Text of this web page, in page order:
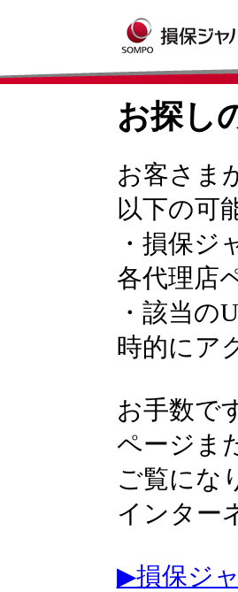
お探し
お客さま
以下の可
・損保ジ
各代理店
・該当の
時的にア
お手数で
ページま
ご覧にな
インター
▶損保ジ